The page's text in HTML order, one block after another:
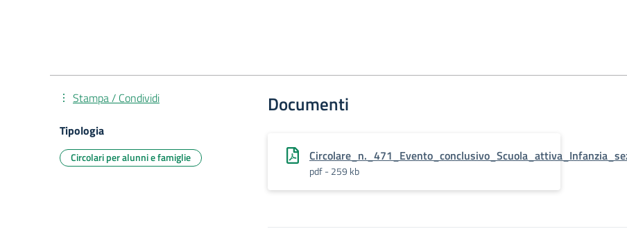
Documenti
pdf - 259 kb
Stampa / Condividi
Tipologia
Circolari per alunni e famiglie